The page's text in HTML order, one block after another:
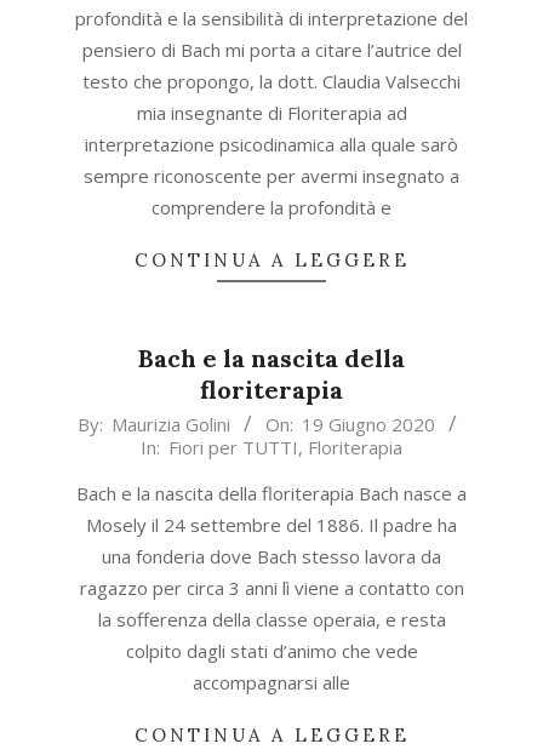
profondità e la sensibilità di interpretazione del
pensiero di Bach mi porta a citare l’autrice del
testo che propongo, la dott. Claudia Valsecchi
mia insegnante di Floriterapia ad
interpretazione psicodinamica alla quale sarò
sempre riconoscente per avermi insegnato a
comprendere la profondità e
CONTINUA A LEGGERE
Bach e la nascita della
floriterapia
2020-
19
By: Maurizia Golini On: 19 Giugno 2020
In: Fiori per TUTTI, Floriterapia
Bach e la nascita della floriterapia Bach nasce a
Mosely il 24 settembre del 1886. Il padre ha
una fonderia dove Bach stesso lavora da
ragazzo per circa 3 anni lì viene a contatto con
la sofferenza della classe operaia, e resta
colpito dagli stati d’animo che vede
accompagnarsi alle
CONTINUA A LEGGERE